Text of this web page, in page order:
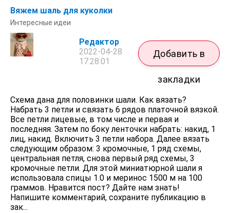
Вяжем шаль для куколки
Интересные идеи
Редактор
2022-04-28
17:28:01
Добавить в
закладки
Схема дана для половинки шали. Как вязать?
Набрать 3 петли и связать 6 рядов платочной вязкой.
Все петли лицевые, в том числе и первая и
последняя. Затем по боку ленточки набрать: накид, 1
лиц, накид. Включить 3 петли набора. Далее вязать
следующим образом: 3 кромочные, 1 ряд схемы,
центральная петля, снова первый ряд схемы, 3
кромочные петли. Для этой миниатюрной шали я
использовала спицы 1.0 и меринос 1500 м на 100
граммов. Нравится пост? Дайте нам знать!
Напишите комментарий, сохраните публикацию в
зак...